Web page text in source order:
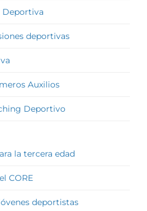
Deportiva
deportivas
Auxilios
Deportivo
la tercera edad
CORE
deportistas